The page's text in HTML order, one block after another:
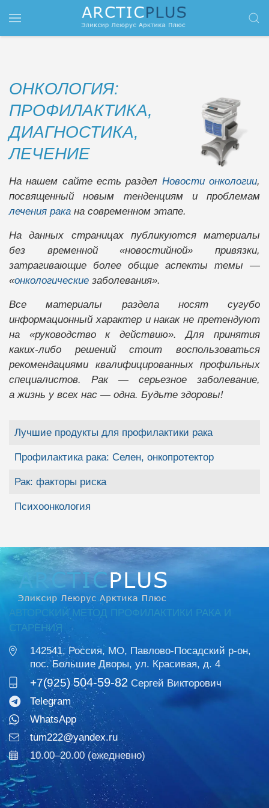
Перейти к содержимому
ОНКОЛОГИЯ:
ПРОФИЛАКТИКА,
ДИАГНОСТИКА,
ЛЕЧЕНИЕ
На нашем сайте есть раздел Новости онкологии,
посвященный новым тенденциям и проблемам
лечения рака на современном этапе.
На данных страницах публикуются материалы
без временной «новостийной» привязки,
затрагивающие более общие аспекты темы —
«онкологические заболевания».
Все материалы раздела носят сугубо
информационный характер и накак не претендуют
на «руководство к действию». Для принятия
каких-либо решений стоит воспользоваться
рекомендациями квалифицированных профильных
специалистов. Рак — серьезное заболевание,
а жизнь у всех нас — одна. Будьте здоровы!
Материалы
Заголовок
Лучшие продукты для профилактики рака
Профилактика рака: Селен, онкопротектор
Рак: факторы риска
Психоонкология
АВТОРСКИЙ МЕТОД ПРОФИЛАКТИКИ РАКА И
СТАРЕНИЯ
142541, Россия, МО, Павлово-Посадский р-он,
пос. Большие Дворы, ул. Красивая, д. 4
+7(925) 504-59-82 Сергей Викторович
Telegram
WhatsApp
tum222@yandex.ru
10.00–20.00 (ежедневно)